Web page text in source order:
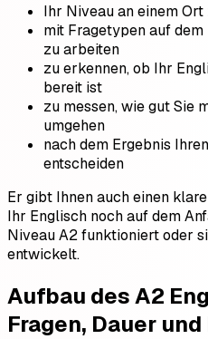
Ihr Niveau an einem
mit Fragetypen auf
zu arbeiten
zu erkennen, ob Ihr
bereit ist
zu messen, wie gut Sie
umgehen
nach dem Ergebnis
entscheiden
Er gibt Ihnen auch einen
Ihr Englisch noch auf dem
Niveau A2 funktioniert oder
entwickelt.
Aufbau des A2
Fragen, Dauer